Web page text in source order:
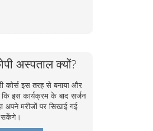
अस्पताल क्यों?
कोर्स इस तरह से बनाया और
कि इस कार्यक्रम के बाद सर्जन
अपने मरीजों पर सिखाई गई
सकेंगे।